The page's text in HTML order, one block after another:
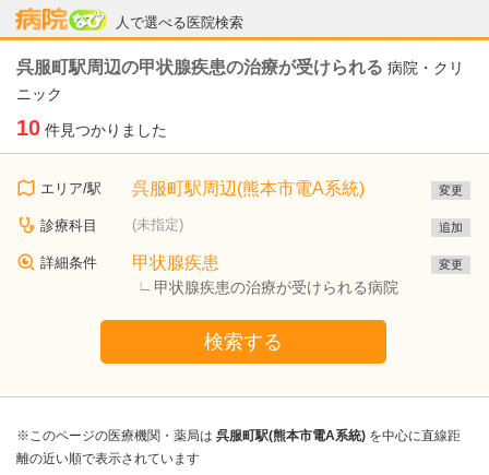
人で選べる医院検索
病院なび
呉服町駅周辺の甲状腺疾患の治療が受けられる 病院・クリ
ニック
10 件見つかりました
エリア/駅 呉服町駅周辺(熊本市電A系統) 変更
診療科目 (未指定) 追加
詳細条件 甲状腺疾患
甲状腺疾患の治療が受けられる病院
変更
検索する
※このページの医療機関・薬局は 呉服町駅(熊本市電A系統) を中心に直線距
離の近い順で表示されています